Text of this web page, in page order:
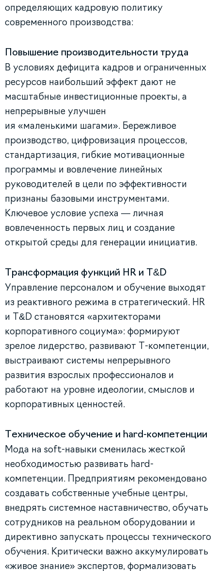
определяющих кадровую политику
современного производства:
Повышение производительности труда
В условиях дефицита кадров и ограниченных
ресурсов наибольший эффект дают не
масштабные инвестиционные проекты, а
непрерывные улучшен
ия «маленькими шагами». Бережливое
производство, цифровизация процессов,
стандартизация, гибкие мотивационные
программы и вовлечение линейных
руководителей в цели по эффективности
признаны базовыми инструментами.
Ключевое условие успеха — личная
вовлеченность первых лиц и создание
открытой среды для генерации инициатив.
Трансформация функций HR и T&D
Управление персоналом и обучение выходят
из реактивного режима в стратегический. HR
и T&D становятся «архитекторами
корпоративного социума»: формируют
зрелое лидерство, развивают Т-компетенции,
выстраивают системы непрерывного
развития взрослых профессионалов и
работают на уровне идеологии, смыслов и
корпоративных ценностей.
Техническое обучение и hard-компетенции
Мода на soft-навыки сменилась жесткой
необходимостью развивать hard-
компетенции. Предприятиям рекомендовано
создавать собственные учебные центры,
внедрять системное наставничество, обучать
сотрудников на реальном оборудовании и
директивно запускать процессы технического
обучения. Критически важно аккумулировать
«живое знание» экспертов, формализовать